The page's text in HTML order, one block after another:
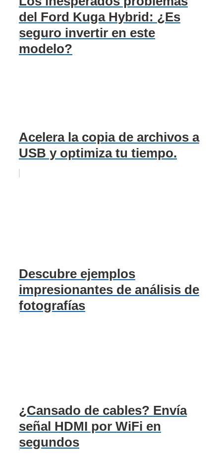
del Ford Kuga Hybrid: ¿Es
seguro invertir en este
modelo?
Acelera la copia de archivos a
USB y optimiza tu tiempo.
Descubre ejemplos
impresionantes de análisis de
fotografías
¿Cansado de cables? Envía
señal HDMI por WiFi en
segundos